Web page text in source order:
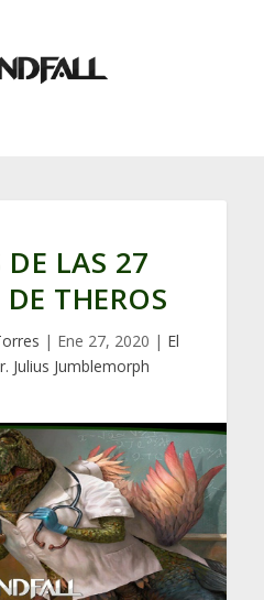
LAS 27
THEROS
| Ene 27, 2020 | El
Julius Jumblemorph